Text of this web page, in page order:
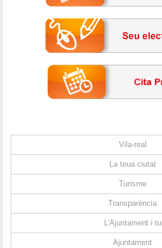
Vila-real
La teua ciutat
Turisme
Transparència
L'Ajuntament i tu
Ajuntament